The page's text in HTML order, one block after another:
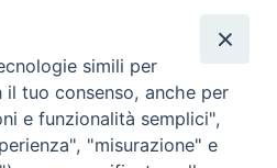
simili per
tuo consenso, anche per
e funzionalità semplici",
"misurazione" e